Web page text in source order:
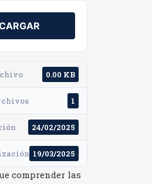
0.00 KB
1
24/02/2025
19/03/2025
comprender las